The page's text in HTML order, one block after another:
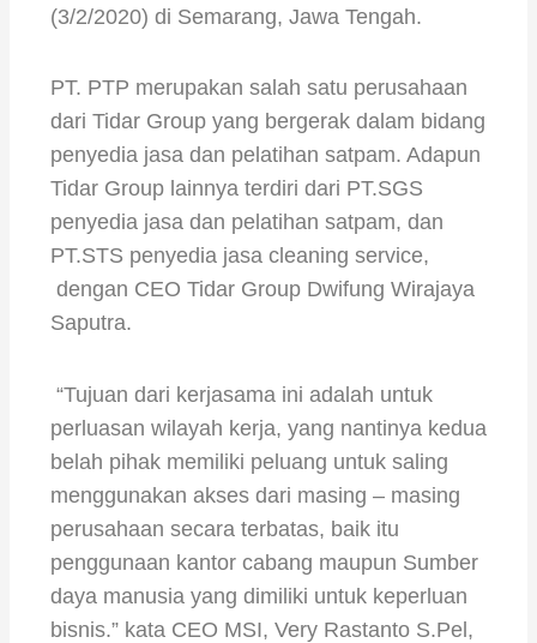
(3/2/2020) di Semarang, Jawa Tengah.
PT. PTP merupakan salah satu perusahaan
dari Tidar Group yang bergerak dalam bidang
penyedia jasa dan pelatihan satpam. Adapun
Tidar Group lainnya terdiri dari PT.SGS
penyedia jasa dan pelatihan satpam, dan
PT.STS penyedia jasa cleaning service,
dengan CEO Tidar Group Dwifung Wirajaya
Saputra.
“Tujuan dari kerjasama ini adalah untuk
perluasan wilayah kerja, yang nantinya kedua
belah pihak memiliki peluang untuk saling
menggunakan akses dari masing – masing
perusahaan secara terbatas, baik itu
penggunaan kantor cabang maupun Sumber
daya manusia yang dimiliki untuk keperluan
bisnis.” kata CEO MSI, Very Rastanto S.Pel,